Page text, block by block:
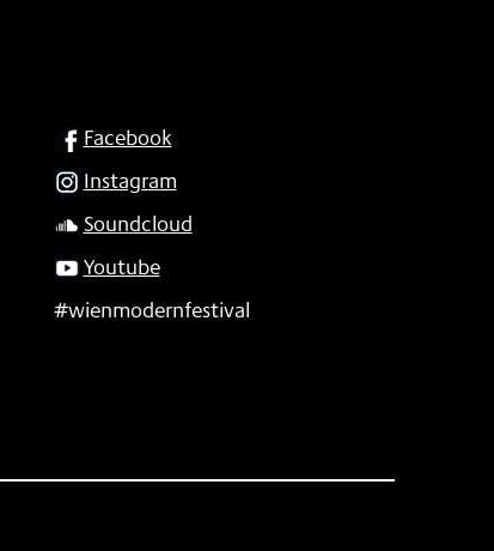
SOCIAL
Facebook
Instagram
Soundcloud
Youtube
#wienmodernfestival